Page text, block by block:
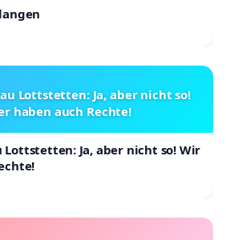
Lottstetten: Ja, aber nicht so!
haben auch Rechte!
Lottstetten: Ja, aber nicht so! Wir